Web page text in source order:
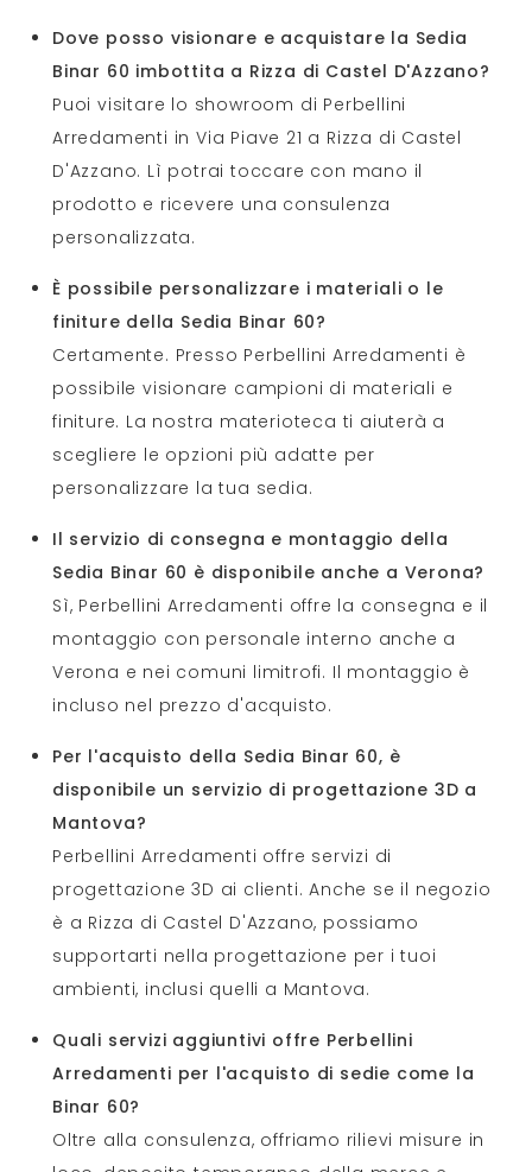
Dove posso visionare e acquistare la Sedia
Binar 60 imbottita a Rizza di Castel D'Azzano?
Puoi visitare lo showroom di Perbellini
Arredamenti in Via Piave 21 a Rizza di Castel
D'Azzano. Lì potrai toccare con mano il
prodotto e ricevere una consulenza
personalizzata.
È possibile personalizzare i materiali o le
finiture della Sedia Binar 60?
Certamente. Presso Perbellini Arredamenti è
possibile visionare campioni di materiali e
finiture. La nostra materioteca ti aiuterà a
scegliere le opzioni più adatte per
personalizzare la tua sedia.
Il servizio di consegna e montaggio della
Sedia Binar 60 è disponibile anche a Verona?
Sì, Perbellini Arredamenti offre la consegna e il
montaggio con personale interno anche a
Verona e nei comuni limitrofi. Il montaggio è
incluso nel prezzo d'acquisto.
Per l'acquisto della Sedia Binar 60, è
disponibile un servizio di progettazione 3D a
Mantova?
Perbellini Arredamenti offre servizi di
progettazione 3D ai clienti. Anche se il negozio
è a Rizza di Castel D'Azzano, possiamo
supportarti nella progettazione per i tuoi
ambienti, inclusi quelli a Mantova.
Quali servizi aggiuntivi offre Perbellini
Arredamenti per l'acquisto di sedie come la
Binar 60?
Oltre alla consulenza, offriamo rilievi misure in